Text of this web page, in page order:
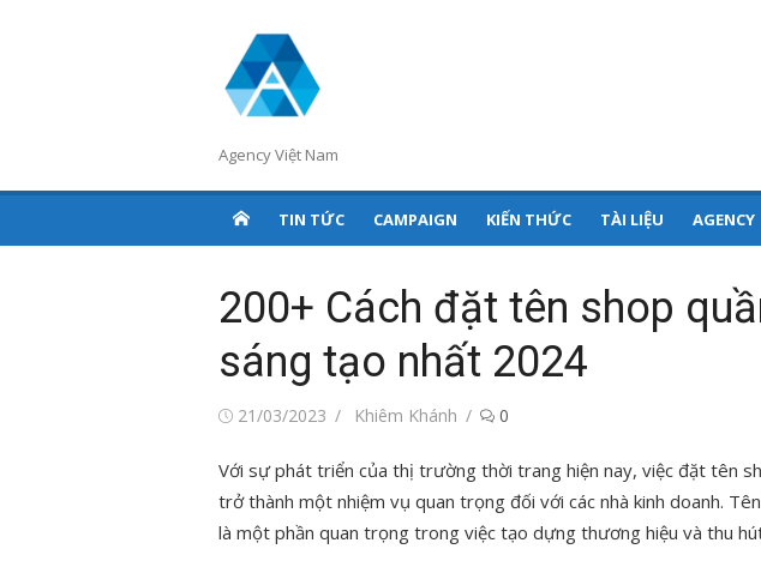
Agency Việt Nam
TIN TỨC CAMPAIGN KIẾN THỨC TÀI LIỆU AGENCY
200+ Cách đặt tên shop
sáng tạo nhất 2024
Đăng21/03/2023
Tác
Khiêm Khánh 0
Với sự phát triển của thị trường thời trang hiện nay, việc đặt tên
trở thành một nhiệm vụ quan trọng đối với các nhà kinh doanh.
là một phần quan trọng trong việc tạo dựng thương hiệu và thu